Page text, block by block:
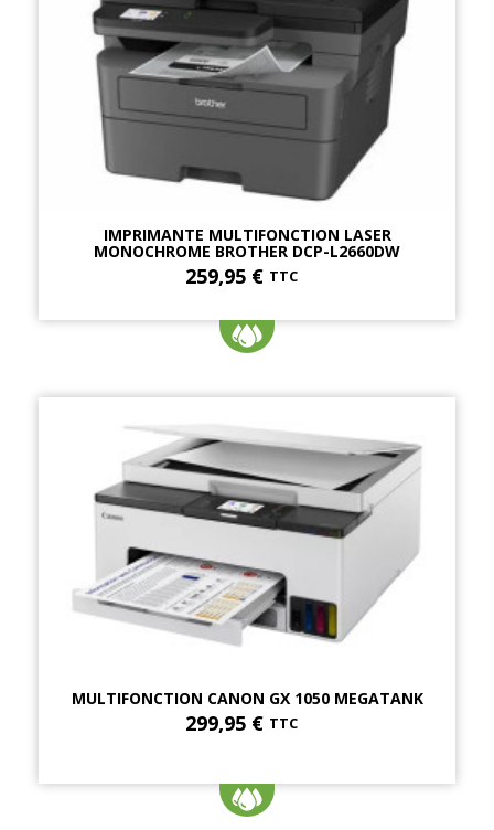
IMPRIMANTE MULTIFONCTION LASER
MONOCHROME BROTHER DCP-L2660DW
259,95 € TTC
MULTIFONCTION CANON GX 1050 MEGATANK
299,95 € TTC